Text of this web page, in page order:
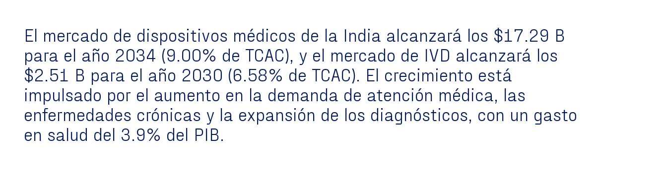
El mercado de dispositivos médicos de la India alcanzará los $17.29 B
para el año 2034 (9.00% de TCAC), y el mercado de IVD alcanzará los
$2.51 B para el año 2030 (6.58% de TCAC). El crecimiento está
impulsado por el aumento en la demanda de atención médica, las
enfermedades crónicas y la expansión de los diagnósticos, con un gasto
en salud del 3.9% del PIB.